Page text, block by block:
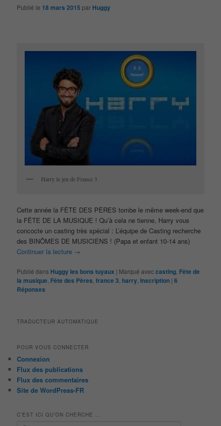
Publié le 18 mars 2015 par Huggy
Harry le jeu de France 3
Cette année la FÊTE DES PÈRES tombe le même week-end que
la FÊTE DE LA MUSIQUE ! Qu’à cela ne tienne, Harry vous
concocte un casting très spécial : L’équipe de Casting recherche
des BINÔMES DE MUSICIENS ! (Papa et enfant 10-14 ans)
Continuer la lecture →
Publié dans Huggy les bons tuyaux | Marqué aveccasting Fête de
la musique Fête des Pères ,france 3 harry Inscription |6
Réponses
TRADUCTEUR AUTOMATIQUE
POUR VOUS CONNECTER
Connexion
Flux des publications
Flux des commentaires
Site de WordPress-FR
C’EST ICI QU’ON CHERCHE …